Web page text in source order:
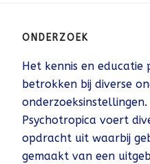
ONDERZOEK
Het kennis en
betrokken bij diverse
onderzoeksinstellingen.
Psychotropica voert
opdracht uit waarbij
gemaakt van een